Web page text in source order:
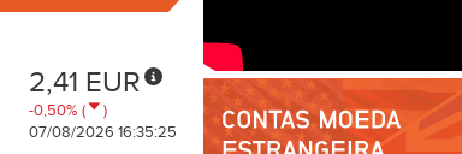
2,41 EUR
-0,50% (
)
07/08/2026 16:35:25